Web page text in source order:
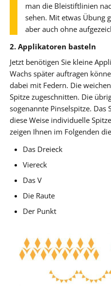
man die Bleistiftlinien
sehen. Mit etwas Übung
aber auch ohne
2. Applikatoren basteln
Jetzt benötigen Sie kleine
Wachs später auftragen
dabei mit Federn. Die
Spitze zugeschnitten. Die
sogenannte Pinselspitze. Das
diese Weise individuelle
zeigen Ihnen im Folgenden
Das Dreieck
Viereck
Das V
Die Raute
Der Punkt